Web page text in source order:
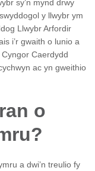
sy’n mynd drwy
y llwybr ym
Llwybr Arfordir
i’r gwaith o lunio a
Caerdydd
ac yn gweithio
o
a dwi’n treulio fy